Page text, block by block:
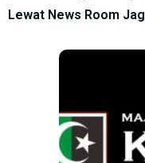
Lewat News Room